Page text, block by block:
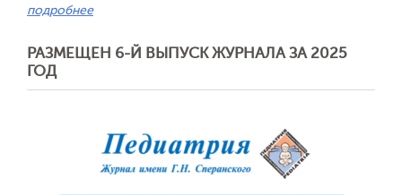
подробнее
РАЗМЕЩЕН 6-Й ВЫПУСК ЖУРНАЛА ЗА 2025
ГОД